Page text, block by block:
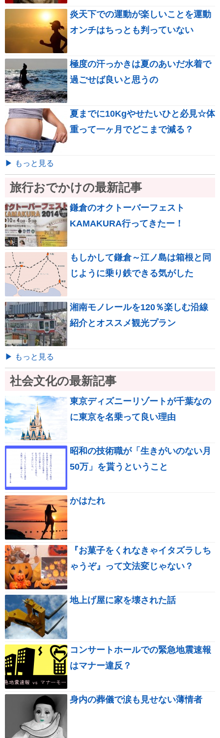
炎天下での運動が楽しいことを運動
オンチはちっとも判っていない
極度の汗っかきは夏のあいだ水着で
過ごせば良いと思うの
夏までに10Kgやせたいひと必見☆体
重って一ヶ月でどこまで減る？
▶ もっと見る
旅行おでかけの最新記事
鎌倉のオクトーバーフェスト
KAMAKURA行ってきたー！
もしかして鎌倉～江ノ島は箱根と同
じように乗り鉄できる気がした
湘南モノレールを120％楽しむ沿線
紹介とオススメ観光プラン
▶ もっと見る
社会文化の最新記事
東京ディズニーリゾートが千葉なの
に東京を名乗って良い理由
昭和の技術職が「生きがいのない月
50万」を貰うということ
かはたれ
『お菓子をくれなきゃイタズラしち
ゃうぞ』って文法変じゃない？
地上げ屋に家を壊された話
コンサートホールでの緊急地震速報
はマナー違反？
身内の葬儀で涙も見せない薄情者